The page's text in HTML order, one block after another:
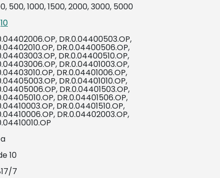
500, 1000, 1500, 2000, 3000, 5000
10
DR.0.04400503.OP,
DR.0.04400506.OP,
DR.0.04400510.OP,
DR.0.04401003.OP,
DR.0.04401006.OP,
DR.0.04401010.OP,
DR.0.04401503.OP,
DR.0.04401506.OP,
DR.0.04401510.OP,
DR.0.04402003.OP,
10
7